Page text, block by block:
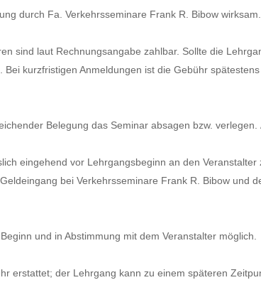
durch Fa. Verkehrsseminare Frank R. Bibow wirksam.
sind laut Rechnungsangabe zahlbar. Sollte die
kurzfristigen Anmeldungen ist die Gebühr
Belegung das Seminar absagen bzw.
eingehend vor Lehrgangsbeginn an den
bei Verkehrsseminare Frank R. Bibow und
und in Abstimmung mit dem Veranstalter möglich.
erstattet; der Lehrgang kann zu einem späteren